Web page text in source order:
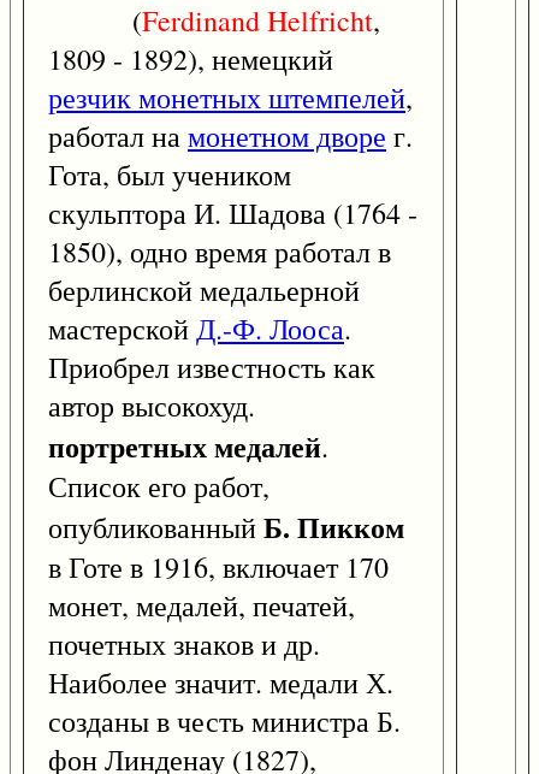
(FerdinandHelfricht,
1809 - 1892), немецкий
резчик монетных штемпелей,
работал намонетном дворе г.
Гота, был учеником
скульптора И. Шадова (1764 -
1850), одно время работал в
берлинской медальерной
мастерскойД.-Ф. Лооса.
Приобрел известность как
автор высокохуд.
портретных медалей.
Список его работ,
опубликованныйБ. Пикком
в Готе в 1916, включает 170
монет, медалей, печатей,
почетных знаков и др.
Наиболее значит. медали Х.
созданы в честь министра Б.
фон Линденау (1827),